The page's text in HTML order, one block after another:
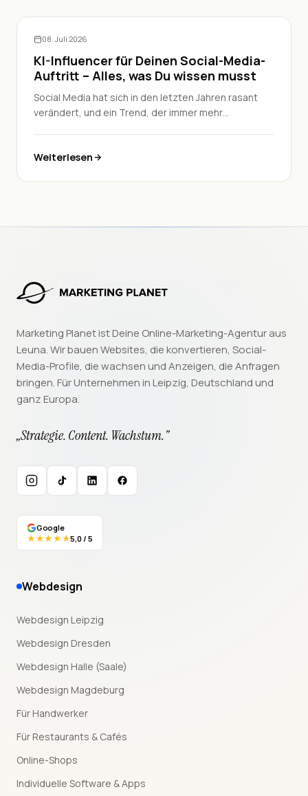
Künstliche Intelligenz
08. Juli 2026
KI-Influencer für Deinen Social-Media-
Auftritt – Alles, was Du wissen musst
Social Media hat sich in den letzten Jahren rasant
verändert, und ein Trend, der immer mehr
nutzen, und sind sie überhaupt für Dich geeignet?
Weiterlesen
Marketing Planet ist Deine Online-Marketing-Agentur aus
Leuna. Wir bauen Websites, die konvertieren, Social-
Media-Profile, die wachsen und Anzeigen, die Anfragen
bringen. Für Unternehmen in Leipzig, Deutschland und
ganz Europa.
„Strategie. Content. Wachstum."
InstagramTikTokLinkedInFacebook
Google
★★★★★5,0 / 5
Webdesign
Webdesign Leipzig
Webdesign Dresden
Webdesign Halle (Saale)
Webdesign Magdeburg
Für Handwerker
Für Restaurants & Cafés
Online-Shops
Individuelle Software & Apps